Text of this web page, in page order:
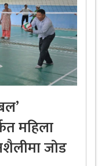
महिला
जोड